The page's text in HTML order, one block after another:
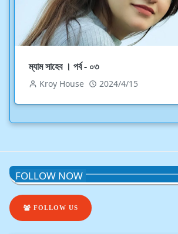
ম্যাম সাহেব । পর্ব - ০৩
Kroy House 2024/4/15
FOLLOW NOW
FOLLOW US